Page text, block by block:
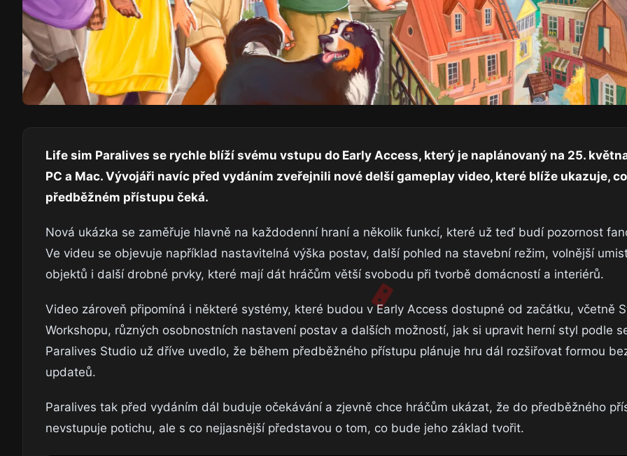
Life sim Paralives se rychle blíží svému vstupu do Early Access, který je naplánovaný na 25.
PC a Mac. Vývojáři navíc před vydáním zveřejnili nové delší gameplay video, které blíže ukazuje,
předběžném přístupu čeká.
Nová ukázka se zaměřuje hlavně na každodenní hraní a několik funkcí, které už teď budí pozornost
Ve videu se objevuje například nastavitelná výška postav, další pohled na stavební režim, volnější
objektů i další drobné prvky, které mají dát hráčům větší svobodu při tvorbě domácností a interiérů.
Video zároveň připomíná i některé systémy, které budou v Early Access dostupné od začátku, včetně
Workshopu, různých osobnostních nastavení postav a dalších možností, jak si upravit herní styl podle
Paralives Studio už dříve uvedlo, že během předběžného přístupu plánuje hru dál rozšiřovat formou
updateů.
Paralives tak před vydáním dál buduje očekávání a zjevně chce hráčům ukázat, že do předběžného
nevstupuje potichu, ale s co nejjasnější představou o tom, co bude jeho základ tvořit.